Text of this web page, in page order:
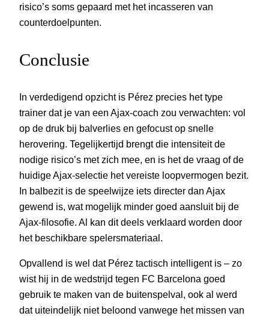
risico’s soms gepaard met het incasseren van
counterdoelpunten.
Conclusie
In verdedigend opzicht is Pérez precies het type
trainer dat je van een Ajax-coach zou verwachten: vol
op de druk bij balverlies en gefocust op snelle
herovering. Tegelijkertijd brengt die intensiteit de
nodige risico’s met zich mee, en is het de vraag of de
huidige Ajax-selectie het vereiste loopvermogen bezit.
In balbezit is de speelwijze iets directer dan Ajax
gewend is, wat mogelijk minder goed aansluit bij de
Ajax-filosofie. Al kan dit deels verklaard worden door
het beschikbare spelersmateriaal.
Opvallend is wel dat Pérez tactisch intelligent is – zo
wist hij in de wedstrijd tegen FC Barcelona goed
gebruik te maken van de buitenspelval, ook al werd
dat uiteindelijk niet beloond vanwege het missen van